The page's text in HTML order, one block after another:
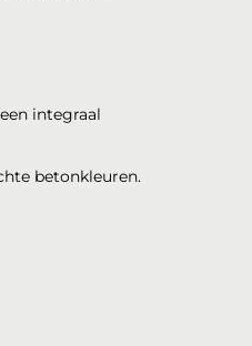
integraal
betonkleuren.